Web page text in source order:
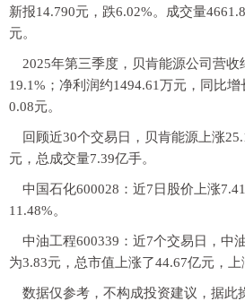
新报14.790元，跌6.02%。成交量
元。
2025年第三季度，贝肯能源公司营收
19.1%；净利润约1494.61万元，同比
0.08元。
回顾近30个交易日，贝肯能源上涨
元，总成交量7.39亿手。
中国石化600028：近7日股价上涨
11.48%。
中油工程600339：近7个交易日，中
为3.83元，总市值上涨了44.67亿元，上
数据仅参考，不构成投资建议，据此